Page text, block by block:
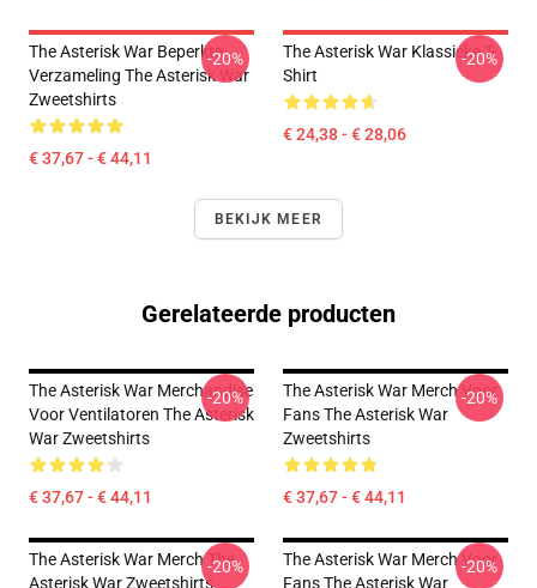
The Asterisk War Beperkte
Verzameling The Asterisk War
Zweetshirts
€ 37,67 - € 44,11
-20%
The Asterisk War Klassieke T-
Shirt
€ 24,38 - € 28,06
-20%
BEKIJK MEER
Gerelateerde producten
The Asterisk War Merchandise
Voor Ventilatoren The Asterisk
War Zweetshirts
€ 37,67 - € 44,11
-20%
The Asterisk War Merch Voor
Fans The Asterisk War
Zweetshirts
€ 37,67 - € 44,11
-20%
The Asterisk War Merch The
Asterisk War Zweetshirts
-20%
The Asterisk War Merch Voor
Fans The Asterisk War
-20%